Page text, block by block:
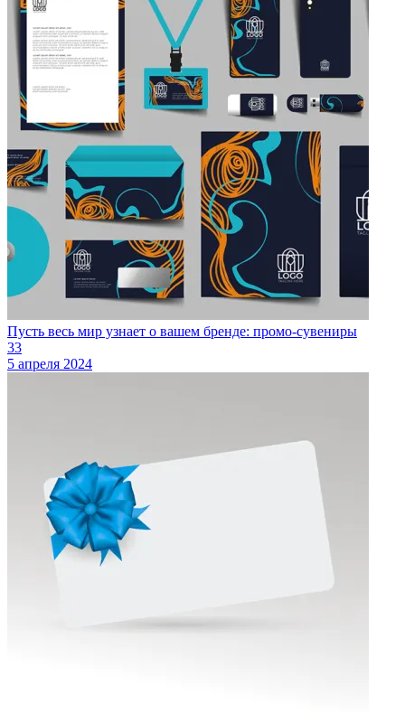
Пусть весь мир узнает о вашем бренде: промо-сувениры
33
5 апреля 2024